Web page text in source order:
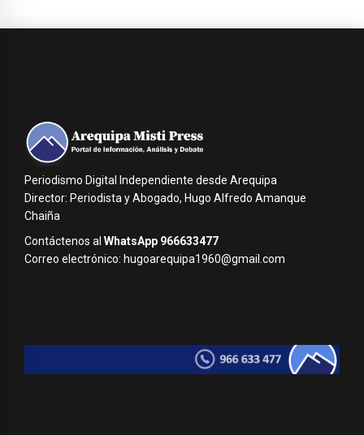
Periodismo Digital Independiente desde Arequipa
Director: Periodista y Abogado, Hugo Alfredo Amanque
Chaiña
Contáctenos al WhatsApp 966633477
Correo electrónico: hugoarequipa1960@gmail.com